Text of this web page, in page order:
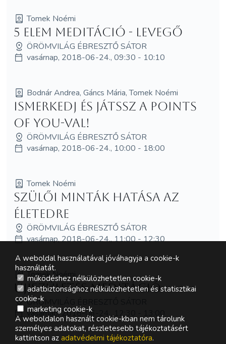
Tomek Noémi
5 elem meditáció - Levegő
ÖRÖMVILÁG ÉBRESZTŐ SÁTOR
vasárnap, 2018-06-24., 09:30 - 10:10
Bodnár Andrea, Gáncs Mária, Tomek Noémi
Ismerkedj és játssz a Points
of You-val!
ÖRÖMVILÁG ÉBRESZTŐ SÁTOR
vasárnap, 2018-06-24., 10:00 - 18:00
Tomek Noémi
Szülői minták hatása az
életedre
ÖRÖMVILÁG ÉBRESZTŐ SÁTOR
vasárnap, 2018-06-24., 11:00 - 12:30
Tomek Noémi
Újjszületés meditáció
ÖRÖMVILÁG ÉBRESZTŐ SÁTOR
vasárnap, 2018-06-24., 12:30 - 13:00
A weboldal használatával jóváhagyja a cookie-k
használatát.
működéshez nélkülözhetetlen cookie-k
adatbiztonsághoz nélkülözhetetlen és statisztikai
cookie-k
marketing cookie-k
A weboldalon használt cookie-kban nem tárolunk
személyes adatokat, részletesebb tájékoztatásért
kattintson az adatvédelmi tájékoztatóra.